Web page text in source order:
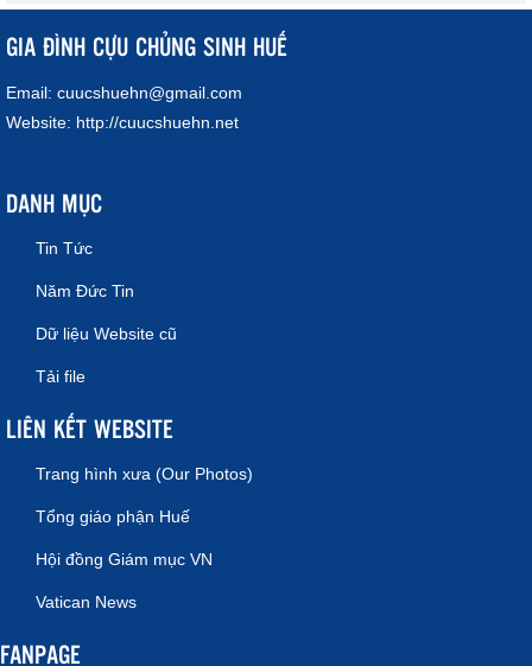
GIA ĐÌNH CỰU CHỦNG SINH HUẾ
Email: cuucshuehn@gmail.com
Website: http://cuucshuehn.net
DANH MỤC
Tin Tức
Năm Đức Tin
Dữ liệu Website cũ
Tải file
LIÊN KẾT WEBSITE
Trang hình xưa (Our Photos)
Tổng giáo phận Huế
Hội đồng Giám mục VN
Vatican News
FANPAGE